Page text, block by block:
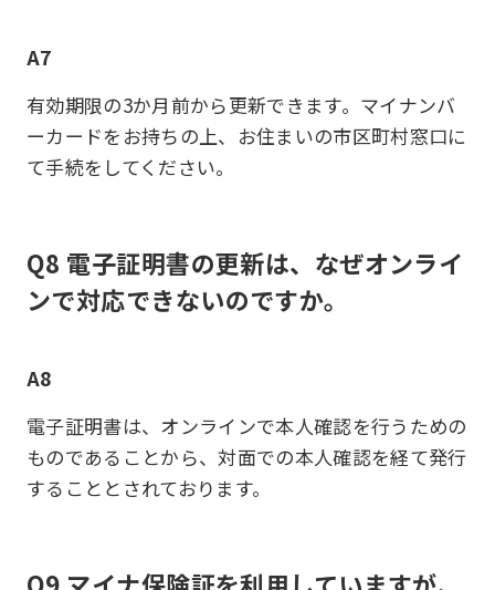
A7
有効期限の3か月前から更新できます。マイナンバ
ーカードをお持ちの上、お住まいの市区町村窓口に
て手続をしてください。
Q8 電子証明書の更新は、なぜオンライ
ンで対応できないのですか。
A8
電子証明書は、オンラインで本人確認を行うための
ものであることから、対面での本人確認を経て発行
することとされております。